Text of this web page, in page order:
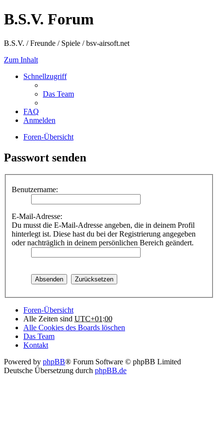
B.S.V. Forum
B.S.V. / Freunde / Spiele / bsv-airsoft.net
Zum Inhalt
Schnellzugriff
Das Team
FAQ
Anmelden
Foren-Übersicht
Passwort senden
Benutzername:
E-Mail-Adresse:
Du musst die E-Mail-Adresse angeben, die in deinem Profil
hinterlegt ist. Diese hast du bei der Registrierung angegeben
oder nachträglich in deinem persönlichen Bereich geändert.
Foren-Übersicht
Alle Zeiten sind UTC+01:00
Alle Cookies des Boards löschen
Das Team
Kontakt
Powered by phpBB® Forum Software © phpBB Limited
Deutsche Übersetzung durch phpBB.de